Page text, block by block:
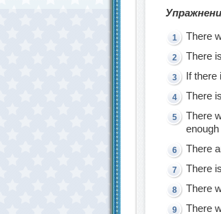
There
There
If there
There
There
There
There
There
There